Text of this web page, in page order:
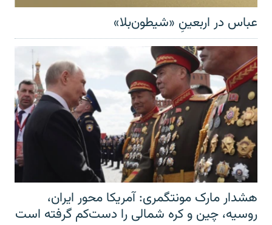
عباس در اربعینِ «شیطون‌بلا»
هشدار مارک مونتگمری: آمریکا محور ایران،
روسیه، چین و کره شمالی را دست‌کم گرفته است